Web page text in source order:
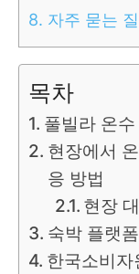
8. 자주 묻는
목차
풀빌라 온
현장에서
응 방법
현장
숙박 플랫
한국소비